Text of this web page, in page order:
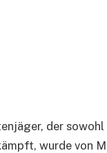
der
wurde von